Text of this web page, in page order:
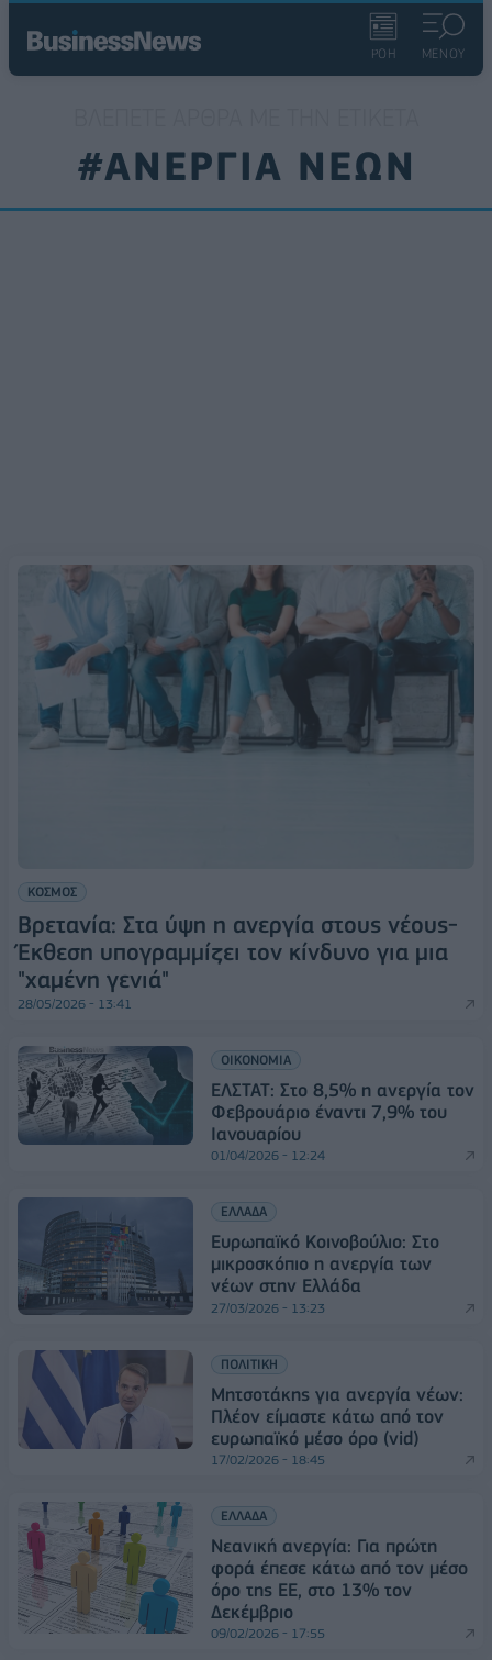
ΡΟΗ ΜΕΝΟΥ
#ΑΝΕΡΓΙΑ ΝΕΩΝ
ΚΟΣΜΟΣ
Βρετανία: Στα ύψη η ανεργία στους νέους-
Έκθεση υπογραμμίζει τον κίνδυνο για μια
"χαμένη γενιά"
28/05/2026 - 13:41
ΟΙΚΟΝΟΜΙΑ
ΕΛΣΤΑΤ: Στο 8,5% η ανεργία τον
Φεβρουάριο έναντι 7,9% του
Ιανουαρίου
01/04/2026 - 12:24
ΕΛΛΑΔΑ
Ευρωπαϊκό Κοινοβούλιο: Στο
μικροσκόπιο η ανεργία των
νέων στην Ελλάδα
27/03/2026 - 13:23
ΠΟΛΙΤΙΚΗ
Μητσοτάκης για ανεργία νέων:
Πλέον είμαστε κάτω από τον
ευρωπαϊκό μέσο όρο (vid)
17/02/2026 - 18:45
ΕΛΛΑΔΑ
Νεανική ανεργία: Για πρώτη
φορά έπεσε κάτω από τον μέσο
όρο της ΕΕ, στο 13% τον
Δεκέμβριο
09/02/2026 - 17:55